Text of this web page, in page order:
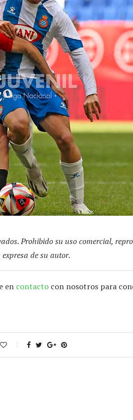
Prohibido su uso comercial,
de su autor.
en contacto con nosotros para